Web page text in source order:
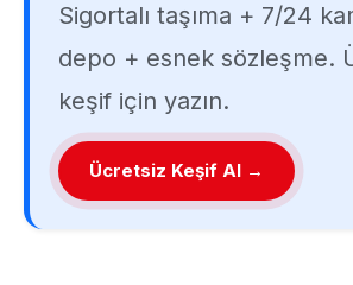
Sigortalı taşıma + 7/24
depo + esnek sözleşme.
keşif için yazın.
Ücretsiz Keşif Al →